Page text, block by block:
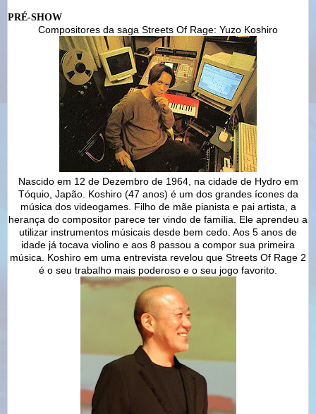
PRÉ-SHOW
Compositores da saga Streets Of Rage: Yuzo Koshiro
Nascido em 12 de Dezembro de 1964, na cidade de Hydro em
Tóquio, Japão. Koshiro (47 anos) é um dos grandes ícones da
música dos videogames. Filho de mãe pianista e pai artista, a
herança do compositor parece ter vindo de família. Ele aprendeu a
utilizar instrumentos músicais desde bem cedo. Aos 5 anos de
idade já tocava violino e aos 8 passou a compor sua primeira
música. Koshiro em uma entrevista revelou que Streets Of Rage 2
é o seu trabalho mais poderoso e o seu jogo favorito.